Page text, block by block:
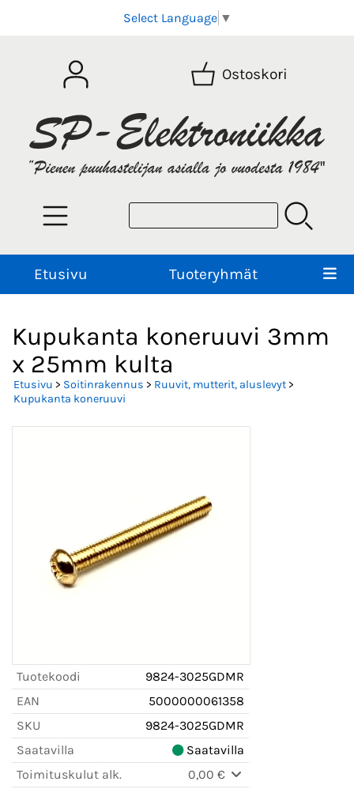
Select Language ▼
Ostoskori
Etusivu Tuoteryhmät
Kupukanta koneruuvi 3mm
x 25mm kulta
Etusivu > Soitinrakennus > Ruuvit, mutterit, aluslevyt>
Kupukanta koneruuvi
Tuotekoodi
9824-3025GDMR
EAN
5000000061358
SKU
9824-3025GDMR
Saatavilla
Saatavilla
Toimituskulut alk.
0,00 €